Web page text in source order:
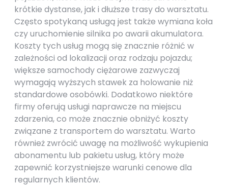
krótkie dystanse, jak i dłuższe trasy do warsztatu.
Często spotykaną usługą jest także wymiana koła
czy uruchomienie silnika po awarii akumulatora.
Koszty tych usług mogą się znacznie różnić w
zależności od lokalizacji oraz rodzaju pojazdu;
większe samochody ciężarowe zazwyczaj
wymagają wyższych stawek za holowanie niż
standardowe osobówki. Dodatkowo niektóre
firmy oferują usługi naprawcze na miejscu
zdarzenia, co może znacznie obniżyć koszty
związane z transportem do warsztatu. Warto
również zwrócić uwagę na możliwość wykupienia
abonamentu lub pakietu usług, który może
zapewnić korzystniejsze warunki cenowe dla
regularnych klientów.